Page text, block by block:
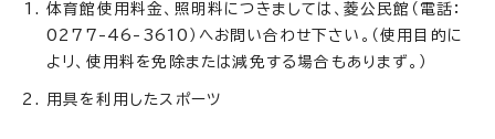
体育館使用料金、照明料につきましては、菱公民館（電話：
0277-46-3610）へお問い合わせ下さい。（使用目的に
よリ、使用料を免除または減免する場合もありまず。）
用具を利用したスポーツ